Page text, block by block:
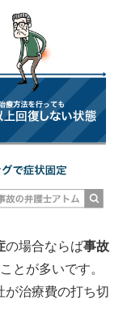
の場合ならば事故
とが多いです。
が治療費の打ち切